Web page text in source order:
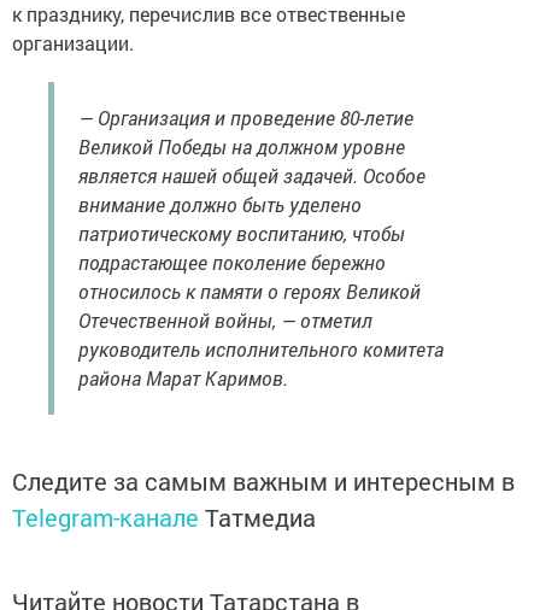
к празднику, перечислив все отвественные
организации.
— Организация и проведение 80-летие
Великой Победы на должном уровне
является нашей общей задачей. Особое
внимание должно быть уделено
патриотическому воспитанию, чтобы
подрастающее поколение бережно
относилось к памяти о героях Великой
Отечественной войны, — отметил
руководитель исполнительного комитета
района Марат Каримов.
Следите за самым важным и интересным в
Telegram-канале Татмедиа
Читайте новости Татарстана в